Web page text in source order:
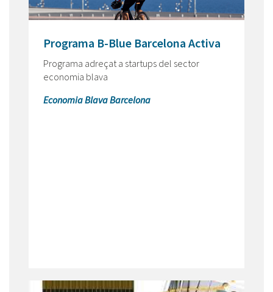
Programa B-Blue Barcelona Activa
Programa adreçat a startups del sector
economia blava
Economia Blava Barcelona